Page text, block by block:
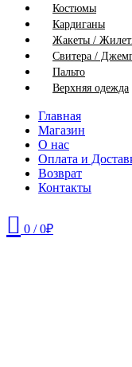
Костюмы
Кардиганы
Жакеты /
Свитера /
Пальто
Верхняя одежда
Главная
Магазин
О нас
Оплата и
Возврат
Контакты
0 / 0₽